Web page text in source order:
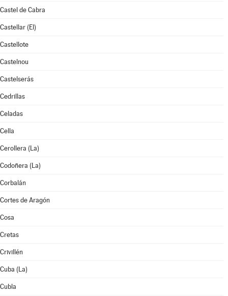
Castel de Cabra
Castellar (El)
Castellote
Castelnou
Castelserás
Cedrillas
Celadas
Cella
Cerollera (La)
Codoñera (La)
Corbalán
Cortes de Aragón
Cosa
Cretas
Crivillén
Cuba (La)
Cubla